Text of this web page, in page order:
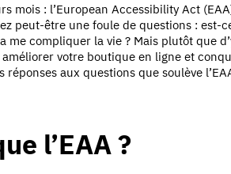
mois : l’European Accessibility Act
peut-être une foule de questions : est-
compliquer la vie ? Mais plutôt que
votre boutique en ligne et
aux questions que soulève
l’EAA ?